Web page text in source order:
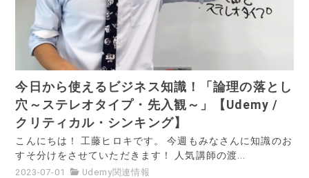
今日から使えるビジネス知識！「論理の落とし
穴～ステレオタイプ・先入観～」【Udemy /
クリティカル・シンキング】
こんにちは！ 工藤ヒロキです。 今週もみなさんに知識のお
すそ分けをさせていただきます！ 人気講師の渡...
2023-07-01 Udemy関連情報